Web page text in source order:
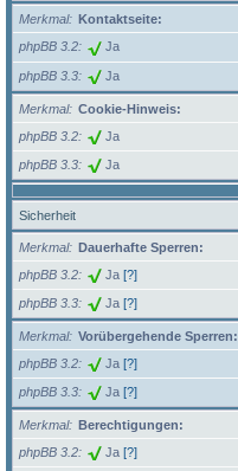
Merkmal
Kontaktseite:
phpBB 3.2
Ja
phpBB 3.3 Ja
Merkmal
Cookie-Hinweis:
phpBB 3.2
Ja
phpBB 3.3 Ja
Sicherheit
Merkmal
Dauerhafte Sperren:
phpBB 3.2
Ja [?]
phpBB 3.3 Ja [?]
Merkmal
Vorübergehende Sperren:
phpBB 3.2
Ja [?]
phpBB 3.3 Ja [?]
Merkmal
Berechtigungen:
phpBB 3.2
Ja [?]